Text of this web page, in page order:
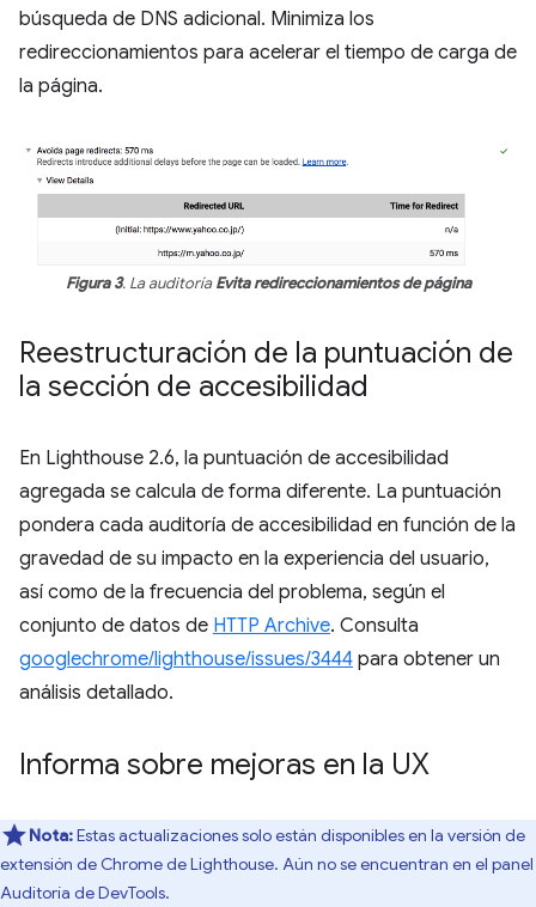
búsqueda de DNS adicional. Minimiza los
redireccionamientos para acelerar el tiempo de carga de
la página.
Figura 3. La auditoríaEvita redireccionamientos de página
Reestructuración de la puntuación de
la sección de accesibilidad
En Lighthouse 2.6, la puntuación de accesibilidad
agregada se calcula de forma diferente. La puntuación
pondera cada auditoría de accesibilidad en función de la
gravedad de su impacto en la experiencia del usuario,
así como de la frecuencia del problema, según el
conjunto de datos de HTTP Archive. Consulta
googlechrome/lighthouse/issues/3444 para obtener un
análisis detallado.
Informa sobre mejoras en la UX
Nota:Estas actualizaciones solo están disponibles en la versión de
extensión de Chrome de Lighthouse. Aún no se encuentran en el panel
Auditoría de DevTools.